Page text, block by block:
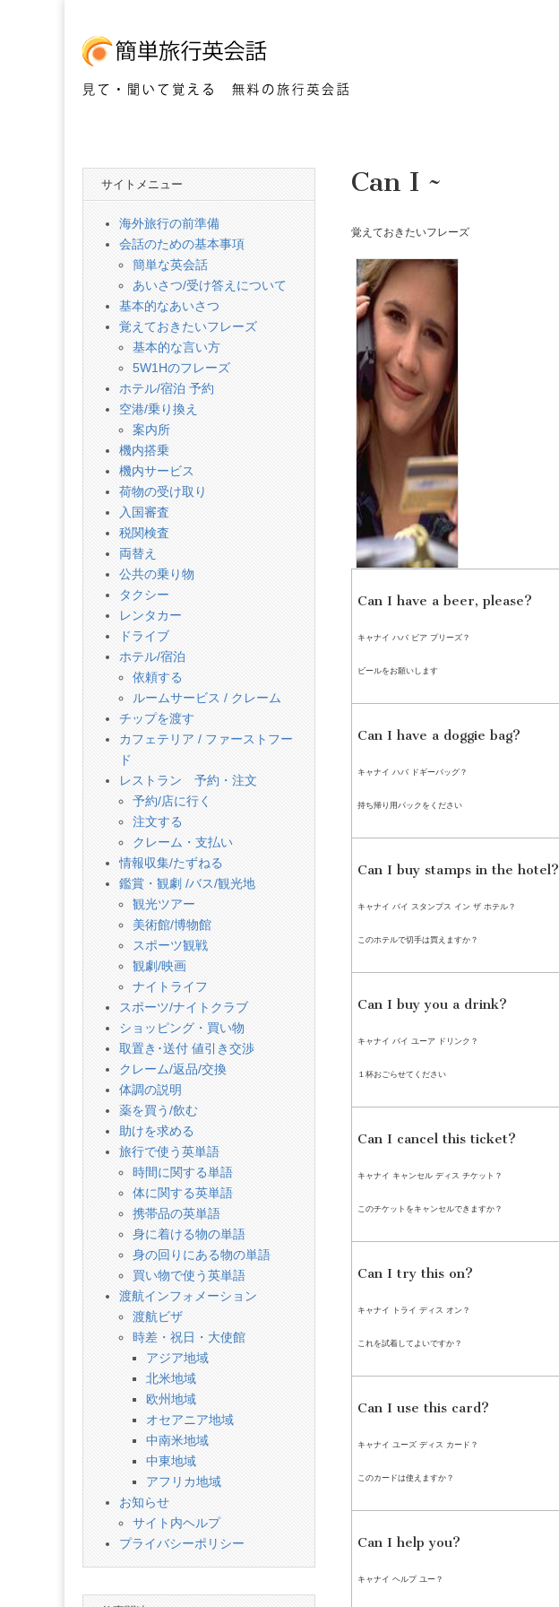
簡
単
旅
行
英
会
話
Can I ~
覚えておきたいフレーズ
Can I have a beer, please?
キャナイ ハバ ビア プリーズ？
ビールをお願いします
Can I have a doggie bag?
キャナイ ハバ ドギーバッグ？
持ち帰り用パックをください
Can I buy stamps in the hotel?
キャナイ バイ スタンプス イン ザ ホテル？
このホテルで切手は買えますか？
Can I buy you a drink?
キャナイ バイ ユーア ドリンク？
１杯おごらせてください
Can I cancel this ticket?
キャナイ キャンセル ディス チケット？
このチケットをキャンセルできますか？
Can I try this on?
キャナイ トライ ディス オン？
これを試着してよいですか？
Can I use this card?
キャナイ ユーズ ディス カード？
このカードは使えますか？
Can I help you?
キャナイ ヘルプ ユー？
サイトメニュー
海外旅行の前準備
会話のための基本事項
簡単な英会話
あいさつ/受け答えについて
基本的なあいさつ
覚えておきたいフレーズ
基本的な言い方
5W1Hのフレーズ
ホテル/宿泊 予約
空港/乗り換え
案内所
機内搭乗
機内サービス
荷物の受け取り
入国審査
税関検査
両替え
公共の乗り物
タクシー
レンタカー
ドライブ
ホテル/宿泊
依頼する
ルームサービス / クレーム
チップを渡す
カフェテリア / ファーストフー
ド
レストラン 予約・注文
予約/店に行く
注文する
クレーム・支払い
情報収集/たずねる
鑑賞・観劇 /バス/観光地
観光ツアー
美術館/博物館
スポーツ観戦
観劇/映画
ナイトライフ
スポーツ/ナイトクラブ
ショッピング・買い物
取置き･送付 値引き交渉
クレーム/返品/交換
体調の説明
薬を買う/飲む
助けを求める
旅行で使う英単語
時間に関する単語
体に関する英単語
携帯品の英単語
身に着ける物の単語
身の回りにある物の単語
買い物で使う英単語
渡航インフォメーション
渡航ビザ
時差・祝日・大使館
アジア地域
北米地域
欧州地域
オセアニア地域
中南米地域
中東地域
アフリカ地域
お知らせ
サイト内ヘルプ
プライバシーポリシー